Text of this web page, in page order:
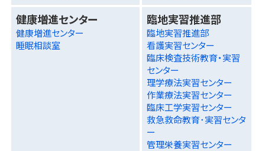
健康増進センター
健康増進センター
睡眠相談室
臨地実習推進部
臨地実習推進部
看護実習センター
臨床検査技術教育・実習
センター
理学療法実習センター
作業療法実習センター
臨床工学実習センター
救急救命教育･実習センタ
ー
管理栄養実習センター